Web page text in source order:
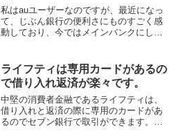
私はauユーザーなのですが、最近になっ
て、じぶん銀行の便利さにものすごく感
動しており、今ではメインバンクにして
がかからないと言う事です。最近は、コ
ンビニでお金が下ろせるの...
ライフティは専用カードがあるの
で借り入れ返済が楽々です。
中堅の消費者金融であるライフティは、
借り入れと返済の際に専用のカードがあ
るのでセブン銀行で取引ができます。審